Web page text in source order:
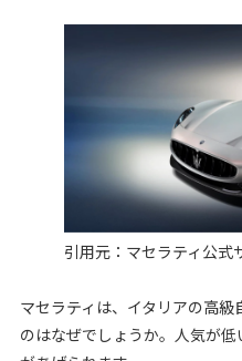
引用元： マセラティ公式
マセラティは、イタリアの高
のはなぜでしょうか。人気が